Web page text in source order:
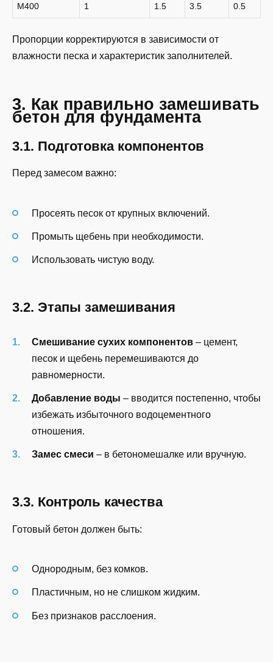
М400 1 1.5 3.5 0.5
Пропорции корректируются в зависимости от
влажности песка и характеристик заполнителей.
3. Как правильно замешивать
бетон для фундамента
3.1. Подготовка компонентов
Перед замесом важно:
Просеять песок от крупных включений.
Промыть щебень при необходимости.
Использовать чистую воду.
3.2. Этапы замешивания
Смешивание сухих компонентов – цемент,
песок и щебень перемешиваются до
равномерности.
Добавление воды – вводится постепенно, чтобы
избежать избыточного водоцементного
отношения.
Замес смеси – в бетономешалке или вручную.
3.3. Контроль качества
Готовый бетон должен быть:
Однородным, без комков.
Пластичным, но не слишком жидким.
Без признаков расслоения.